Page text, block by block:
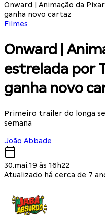
Onward | Animação da
ganha novo cartaz
Filmes
Onward |
estrelada por
ganha novo
Primeiro trailer do longa
semana
João Abbade
30.mai.19 às 16h22
Atualizado há cerca de 7